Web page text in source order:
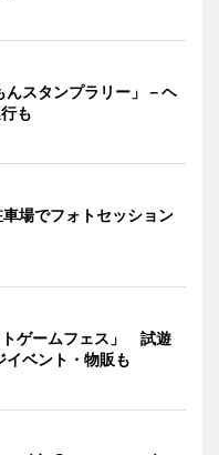
スタンプラリー」－ヘ
も
場でフォトセッション
トゲームフェス」 試遊
ベント・物販も